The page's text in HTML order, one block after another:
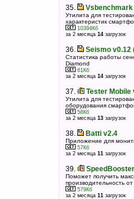
35. Vsbenchmark
Утилита для
характеристик
10394Кб
за 2 месяца 14 загрузок
36. Seismo v0.12
Статистика работы
Diamond
61Кб
за 2 месяца 14 загрузок
37. Tester Mobile
Утилита для
оборудования
58Кб
за 2 месяца 13 загрузок
38. Batti v2.4
Приложение для
57Кб
за 2 месяца 11 загрузок
39.
Поможет получить
производительность
579Кб
за 2 месяца 11 загрузок